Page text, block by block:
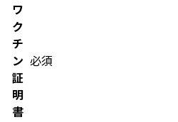
ワ
ク
チ
ン
証
明
書
必須